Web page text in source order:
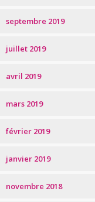
septembre 2019
juillet 2019
avril 2019
mars 2019
février 2019
janvier 2019
novembre 2018